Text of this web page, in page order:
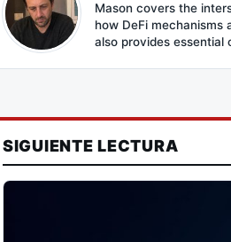
Mason covers the
how DeFi
also provides
SIGUIENTE LECTURA